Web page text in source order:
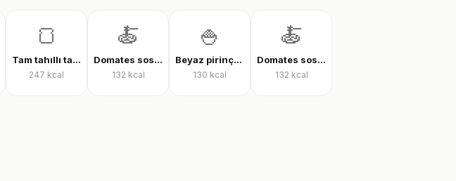
🍞
Tam tahıllı tam buğday ekmeği
247 kcal
🍝
Domates soslu farfalle makarna
132 kcal
🍚
Beyaz pirinç, pişmiş
130 kcal
🍝
Domates soslu rigatoni
132 kcal